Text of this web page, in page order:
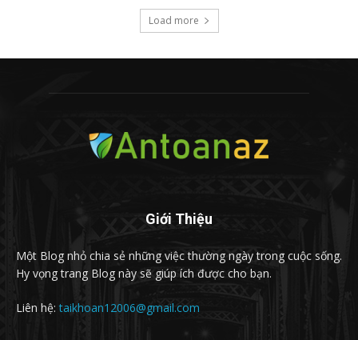
Load more
Giới Thiệu
Một Blog nhỏ chia sẻ những việc thường ngày trong cuộc sống.
Hy vọng trang Blog này sẽ giúp ích được cho bạn.
Liên hệ:taikhoan12006@gmail.com